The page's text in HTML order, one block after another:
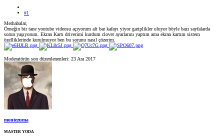
#1
Merhabalar,
Örneğin bir tane youtube videosu açıyorum alt bar kafayı yiyor gariplikler oluyor böyle bazı sayfalarda
sorun yaşıyorum. Ekran Kartı driverimi kurdum clover ayarlarını yaptım ama ekran kartım sistem
özelliklerinde kurulmuyor ben bu sorunu nasıl çözerim.
Moderatörün son düzenlenenleri: 23 Ara 2017
montezuma
MASTER YODA